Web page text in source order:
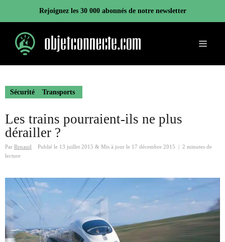
contenu
Rejoignez les 30 000 abonnés de notre newsletter
Menu
Sécurité Transports
Les trains pourraient-ils ne plus
dérailler ?
Par Renaud Publié le 13 juillet 2015 & Mis à jour le 17 décembre 2015
2 minutes de
lecture